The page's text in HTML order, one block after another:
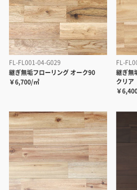
FL-FL001-04-G029
継ぎ無垢フローリング オーク90
￥6,700/㎡
FL-
継ぎ無
クリア
￥